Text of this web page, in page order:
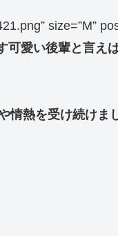
size=”M”
可愛い後輩と言えば
情熱を受け続け